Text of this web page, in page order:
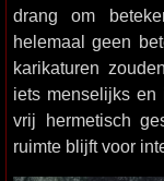
drang om
helemaal geen
karikaturen
iets menselijks en
vrij hermetisch
ruimte blijft voor